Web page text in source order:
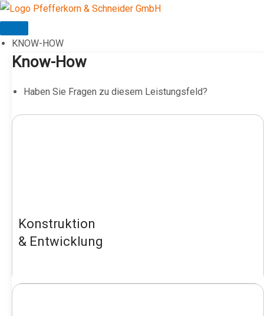
Zum
Inhalt
springen
KNOW-HOW
Know-How
Haben Sie Fragen zu diesem Leistungsfeld?
Konstruktion
& Entwicklung